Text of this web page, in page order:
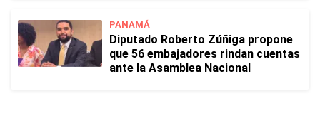
PANAMÁ
Diputado Roberto Zúñiga propone
que 56 embajadores rindan cuentas
ante la Asamblea Nacional